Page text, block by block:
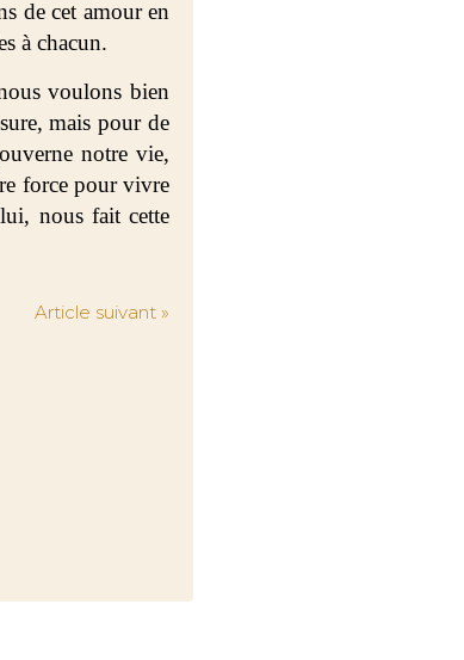
de cet amour en
à chacun.
voulons bien
mais pour de
notre vie,
force pour vivre
nous fait cette
Article suivant »